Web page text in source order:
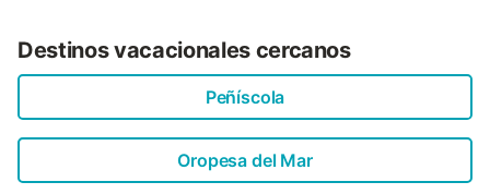
Destinos vacacionales cercanos
Peñíscola
Oropesa del Mar